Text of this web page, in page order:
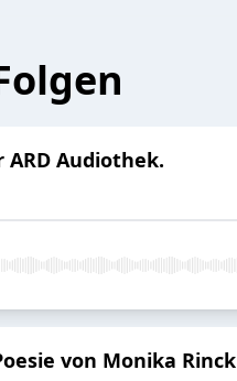
Audiothek.
von Monika Rinck